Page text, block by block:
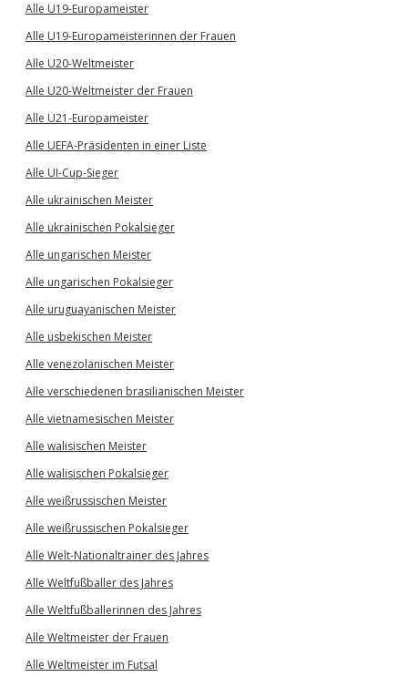
Alle U19-Europameister
Alle U19-Europameisterinnen der Frauen
Alle U20-Weltmeister
Alle U20-Weltmeister der Frauen
Alle U21-Europameister
Alle UEFA-Präsidenten in einer Liste
Alle UI-Cup-Sieger
Alle ukrainischen Meister
Alle ukrainischen Pokalsieger
Alle ungarischen Meister
Alle ungarischen Pokalsieger
Alle uruguayanischen Meister
Alle usbekischen Meister
Alle venezolanischen Meister
Alle verschiedenen brasilianischen Meister
Alle vietnamesischen Meister
Alle walisischen Meister
Alle walisischen Pokalsieger
Alle weißrussischen Meister
Alle weißrussischen Pokalsieger
Alle Welt-Nationaltrainer des Jahres
Alle Weltfußballer des Jahres
Alle Weltfußballerinnen des Jahres
Alle Weltmeister der Frauen
Alle Weltmeister im Futsal